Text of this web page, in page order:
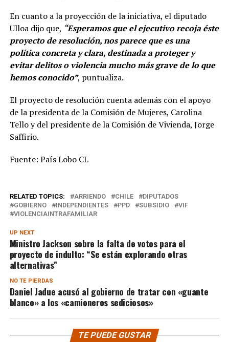
En cuanto a la proyección de la iniciativa, el diputado
Ulloa dijo que, “Esperamos que el ejecutivo recoja éste
proyecto de resolución, nos parece que es una
política concreta y clara, destinada a proteger y
evitar delitos o violencia mucho más grave de lo que
hemos conocido”, puntualiza.
El proyecto de resolución cuenta además con el apoyo
de la presidenta de la Comisión de Mujeres, Carolina
Tello y del presidente de la Comisión de Vivienda, Jorge
Saffirio.
Fuente: País Lobo CL
RELATED TOPICS: ARRIENDO CHILE
DIPUTADOS
GOBIERNO
INDEPENDIENTES PPD SUBSIDIO
VIF
VIOLENCIAINTRAFAMILIAR
UP NEXT
Ministro Jackson sobre la falta de votos para el
proyecto de indulto: “Se están explorando otras
alternativas”
NO TE PIERDAS
Daniel Jadue acusó al gobierno de tratar con «guante
blanco» a los «camioneros sediciosos»
TE PUEDE GUSTAR